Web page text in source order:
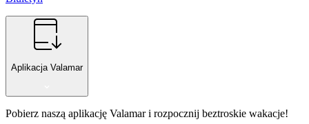
Aplikacja Valamar
Pobierz naszą aplikację Valamar i rozpocznij beztroskie wakacje!